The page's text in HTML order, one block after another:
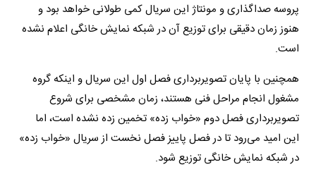
پروسه صداگذاری و مونتاژ این سریال کمی طولانی خواهد بود و
هنوز زمان دقیقی برای توزیع آن در شبکه نمایش خانگی اعلام نشده
است.
همچنین با پایان تصویربرداری فصل اول این سریال و اینکه گروه
مشغول انجام مراحل فنی هستند، زمان مشخصی برای شروع
تصویربرداری فصل دوم «خواب زده» تخمین زده نشده است، اما
این امید می‌رود تا در فصل پاییز فصل نخست از سریال «خواب زده»
در شبکه نمایش خانگی توزیع شود.